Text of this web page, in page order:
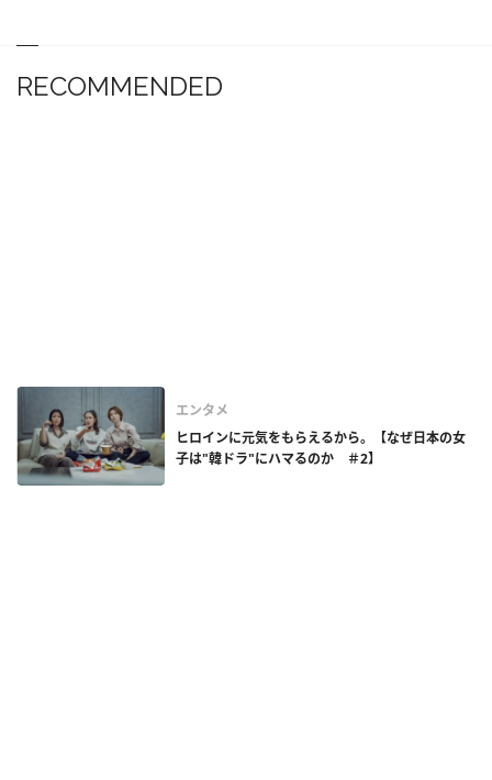
RECOMMENDED
エンタメ
ヒロインに元気をもらえるから。【なぜ日本の女
子は"韓ドラ"にハマるのか ＃2】